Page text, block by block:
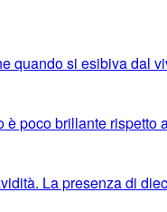
quando si esibiva dal
poco brillante rispetto
La presenza di